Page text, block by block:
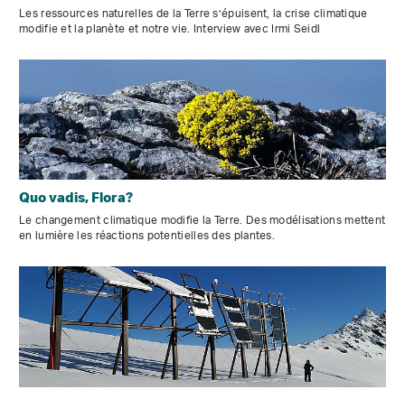
Les ressources naturelles de la Terre s’épuisent, la crise climatique
modifie et la planète et notre vie. Interview avec Irmi Seidl
Quo vadis, Flora?
Le changement climatique modifie la Terre. Des modélisations mettent
en lumière les réactions potentielles des plantes.